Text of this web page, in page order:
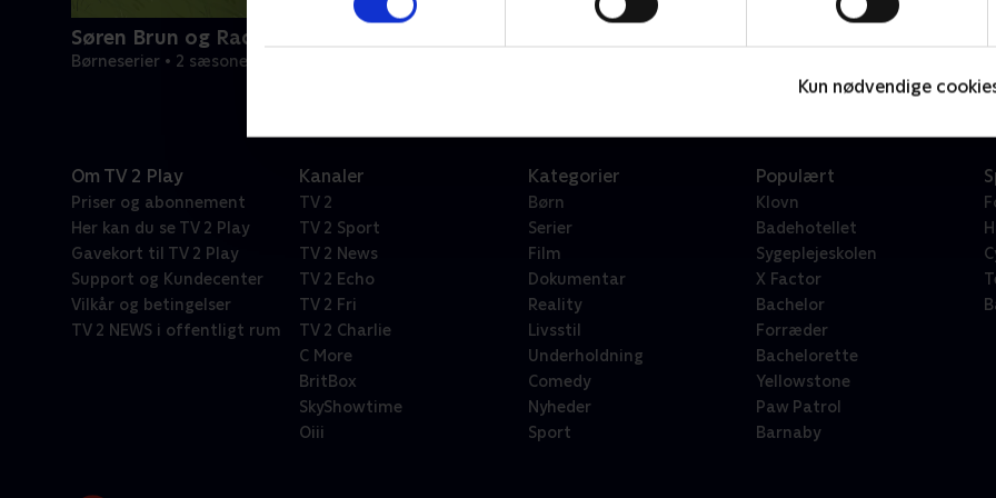
Kun nødvendige
Søren Brun og Radiserne
Børneserier • 2 sæsoner
Om TV 2 Play
Priser og abonnement
Her kan du se TV 2 Play
Gavekort til TV 2 Play
Support og Kundecenter
Vilkår og betingelser
TV 2 NEWS i offentligt rum
Kanaler
TV 2
TV 2 Sport
TV 2 News
TV 2 Echo
TV 2 Fri
TV 2 Charlie
C More
BritBox
SkyShowtime
Oiii
Kategorier
Børn
Serier
Film
Dokumentar
Reality
Livsstil
Underholdning
Comedy
Nyheder
Sport
Populært
Klovn
Badehotellet
Sygeplejeskolen
X Factor
Bachelor
Forræder
Bachelorette
Yellowstone
Paw Patrol
Barnaby